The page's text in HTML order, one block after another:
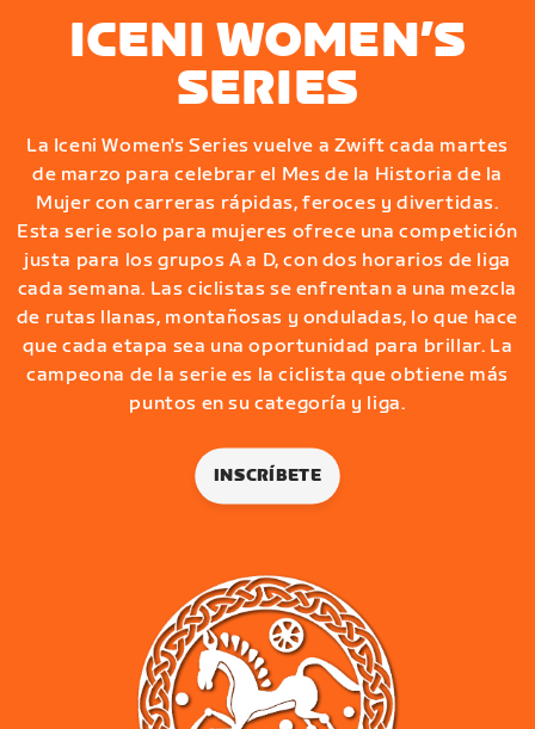
ICENI WOMEN’S
SERIES
La Iceni Women's Series vuelve a Zwift cada martes
de marzo para celebrar el Mes de la Historia de la
Mujer con carreras rápidas, feroces y divertidas.
Esta serie solo para mujeres ofrece una competición
justa para los grupos A a D, con dos horarios de liga
cada semana. Las ciclistas se enfrentan a una mezcla
de rutas llanas, montañosas y onduladas, lo que hace
que cada etapa sea una oportunidad para brillar. La
campeona de la serie es la ciclista que obtiene más
puntos en su categoría y liga.
INSCRÍBETE